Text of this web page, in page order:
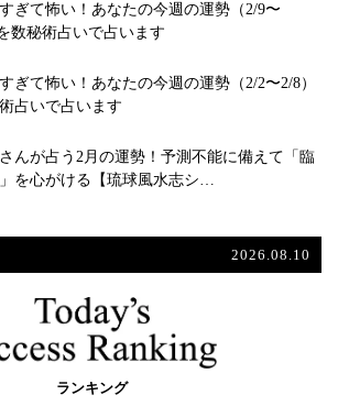
ぎて怖い！あなたの今週の運勢（2/9〜
数秘術占いで占います
ぎて怖い！あなたの今週の運勢（2/2〜2/8）
占いで占います
んが占う2月の運勢！予測不能に備えて「臨
を心がける【琉球風水志シ…
2026.08.10
ランキング